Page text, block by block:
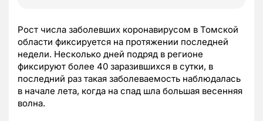
Рост числа заболевших коронавирусом в Томской
области фиксируется на протяжении последней
недели. Несколько дней подряд в регионе
фиксируют более 40 заразившихся в сутки, в
последний раз такая заболеваемость наблюдалась
в начале лета, когда на спад шла большая весенняя
волна.